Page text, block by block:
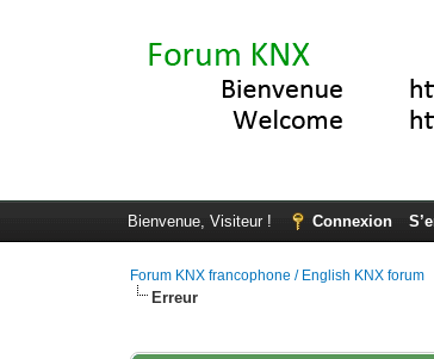
Bienvenue, Visiteur ! Connexion
Forum KNX francophone / English KNX forum
Erreur